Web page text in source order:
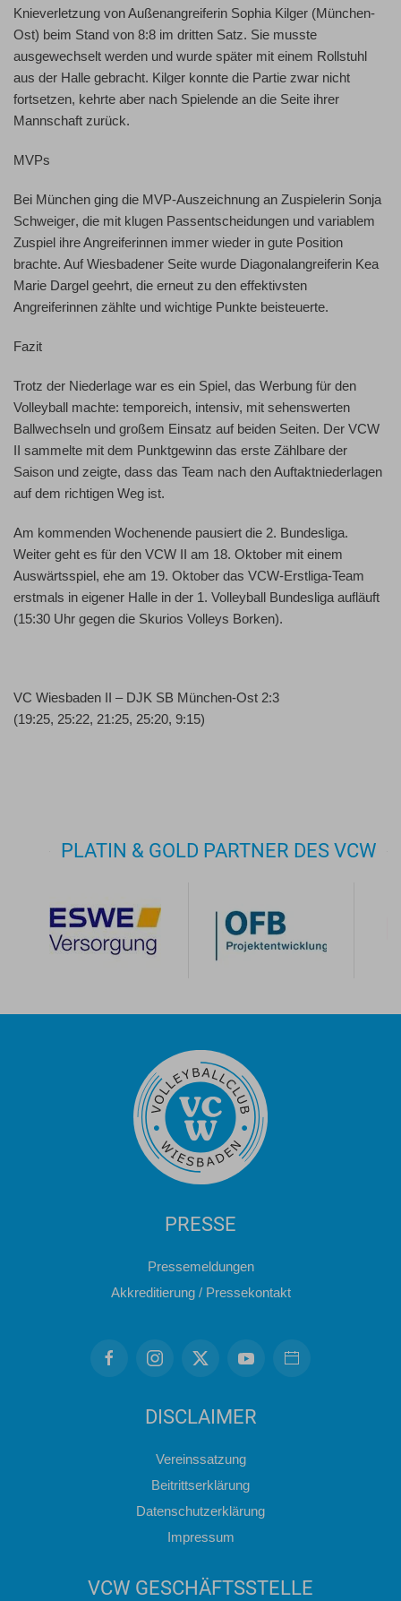
Knieverletzung von Außenangreiferin Sophia Kilger (München-
Ost) beim Stand von 8:8 im dritten Satz. Sie musste
ausgewechselt werden und wurde später mit einem Rollstuhl
aus der Halle gebracht. Kilger konnte die Partie zwar nicht
fortsetzen, kehrte aber nach Spielende an die Seite ihrer
Mannschaft zurück.
MVPs
Bei München ging die MVP-Auszeichnung an Zuspielerin Sonja
Schweiger, die mit klugen Passentscheidungen und variablem
Zuspiel ihre Angreiferinnen immer wieder in gute Position
brachte. Auf Wiesbadener Seite wurde Diagonalangreiferin Kea
Marie Dargel geehrt, die erneut zu den effektivsten
Angreiferinnen zählte und wichtige Punkte beisteuerte.
Fazit
Trotz der Niederlage war es ein Spiel, das Werbung für den
Volleyball machte: temporeich, intensiv, mit sehenswerten
Ballwechseln und großem Einsatz auf beiden Seiten. Der VCW
II sammelte mit dem Punktgewinn das erste Zählbare der
Saison und zeigte, dass das Team nach den Auftaktniederlagen
auf dem richtigen Weg ist.
Am kommenden Wochenende pausiert die 2. Bundesliga.
Weiter geht es für den VCW II am 18. Oktober mit einem
Auswärtsspiel, ehe am 19. Oktober das VCW-Erstliga-Team
erstmals in eigener Halle in der 1. Volleyball Bundesliga aufläuft
(15:30 Uhr gegen die Skurios Volleys Borken).
VC Wiesbaden II – DJK SB München-Ost 2:3
(19:25, 25:22, 21:25, 25:20, 9:15)
PLATIN & GOLD PARTNER DES VCW
PRESSE
Pressemeldungen
Akkreditierung / Pressekontakt
DISCLAIMER
Vereinssatzung
Beitrittserklärung
Datenschutzerklärung
Impressum
VCW GESCHÄFTSSTELLE